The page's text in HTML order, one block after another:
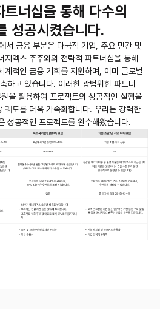
너십을 통해 다수의
성공시켰습니다.
서 금융 부문은 다국적 기업, 주요 민간 및
지엑스 주주와의 전략적 파트너십을 통해
계적인 금융 기회를 지원하며, 이미 글로벌
하고 있습니다. 이러한 광범위한 파트너
을 활용하여 프로젝트의 성공적인 실행을
궤도를 더욱 가속화합니다. 우리는 강력한
성공적인 프로젝트를 완수해왔습니다.